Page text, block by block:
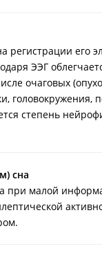
регистрации его
ЭЭГ
очаговых
головокружения,
степень
сна
при малой